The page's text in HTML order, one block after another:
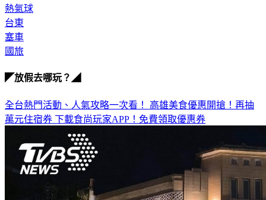
熱氣球
台東
塞車
國旅
◤放假去哪玩？◢
全台熱門活動、人氣攻略一次看！ 高雄美食優惠開搶！再抽
萬元住宿券 下載食尚玩家APP！免費領取優惠券